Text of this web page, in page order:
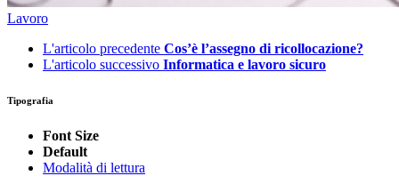
Lavoro
L'articolo precedente Cos’è l’assegno di ricollocazione?
L'articolo successivo Informatica e lavoro sicuro
Tipografia
Font Size
Default
Modalità di lettura